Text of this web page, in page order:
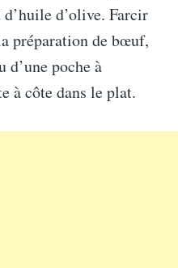
d’olive. Farcir
préparation de bœuf,
d’une poche à
à côte dans le plat.